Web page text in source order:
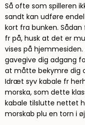
Så ofte som spilleren
sandt kan udføre
kort fra bunken.
fr på, husk at det er
vises på
gavegive dig adgang
at måtte bekymre dig
Idræt syv kabale fr
morska, som dette
kabale tilslutte nettet
morskab plu en torn i